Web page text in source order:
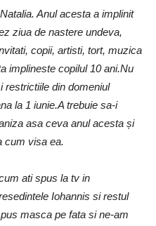
Anul acesta a implinit
ziua de nastere undeva,
copii, artisti, tort, muzica
implineste copilul 10 ani.Nu
restrictiile din domeniul
la 1 iunie.A trebuie sa-i
asa ceva anul acesta și
cum visa ea.
ati spus la tv in
Iohannis si restul
masca pe fata si ne-am